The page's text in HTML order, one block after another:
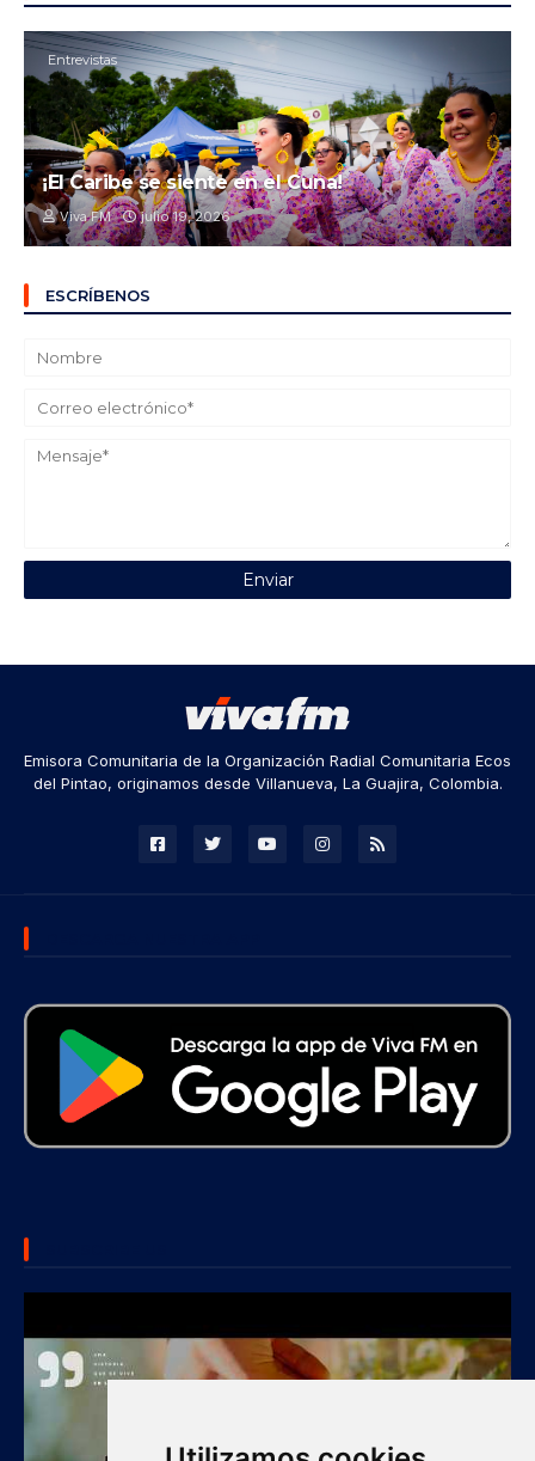
Entrevistas
¡El Caribe se siente en el Cuna!
Viva FM julio 19, 2026
ESCRÍBENOS
Emisora Comunitaria de la Organización Radial Comunitaria Ecos
del Pintao, originamos desde Villanueva, La Guajira, Colombia.